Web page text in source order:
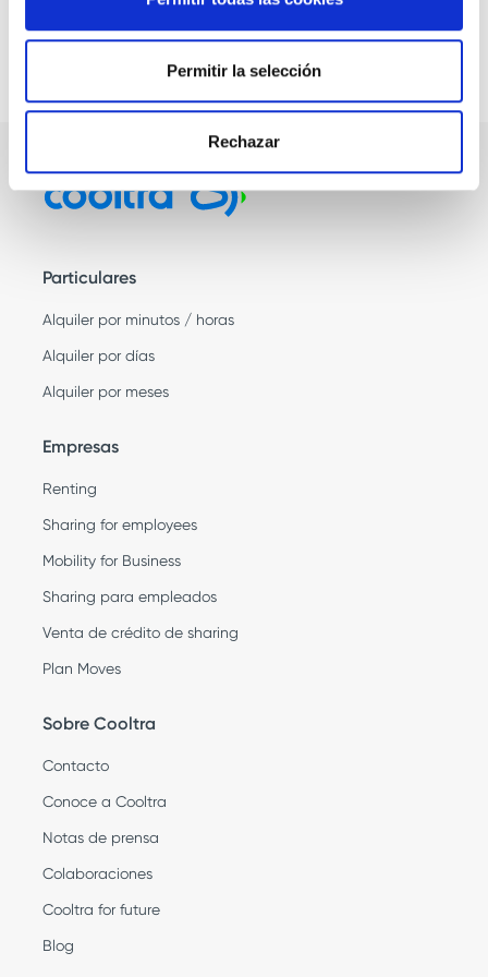
Permitir la selección
Rechazar
Particulares
Alquiler por minutos / horas
Alquiler por días
Alquiler por meses
Empresas
Renting
Sharing for employees
Mobility for Business
Sharing para empleados
Venta de crédito de sharing
Plan Moves
Sobre Cooltra
Contacto
Conoce a Cooltra
Notas de prensa
Colaboraciones
Cooltra for future
Blog